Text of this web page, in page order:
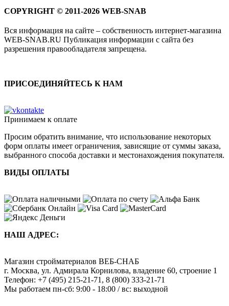
COPYRIGHT © 2011-2026 WEB-SNAB
Вся информация на сайте – собственность интернет-магазина
WEB-SNAB.RU Публикация информации с сайта без
разрешения правообладателя запрещена.
ПРИСОЕДИНЯЙТЕСЬ К НАМ
Принимаем к оплате
Просим обратить внимание, что использование некоторых
форм оплаты имеет ограничения, зависящие от суммы заказа,
выбранного способа доставки и местонахождения покупателя.
ВИДЫ ОПЛАТЫ
НАШ АДРЕС:
Магазин стройматериалов ВЕБ-СНАБ
г. Москва, ул. Адмирала Корнилова, владение 60, строение 1
Телефон: +7 (495) 215-21-71 , 8 (800) 333-21-71
Мы работаем пн-сб: 9:00 - 18:00 / вс: выходной